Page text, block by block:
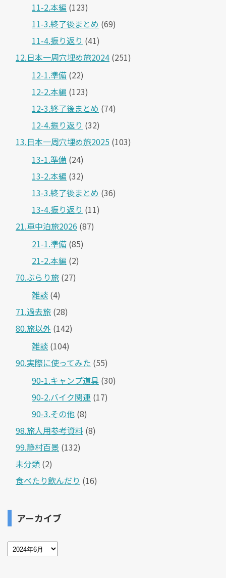
11-2.本編 (123)
11-3.終了後まとめ (69)
11-4.振り返り (41)
12.日本一周穴埋め旅2024 (251)
12-1.準備 (22)
12-2.本編 (123)
12-3.終了後まとめ (74)
12-4.振り返り (32)
13.日本一周穴埋め旅2025 (103)
13-1.準備 (24)
13-2.本編 (32)
13-3.終了後まとめ (36)
13-4.振り返り (11)
21.車中泊旅2026 (87)
21-1.準備 (85)
21-2.本編 (2)
70.ぶらり旅 (27)
雑談 (4)
71.過去旅 (28)
80.旅以外 (142)
雑談 (104)
90.実際に使ってみた (55)
90-1.キャンプ道具 (30)
90-2.バイク関連 (17)
90-3.その他 (8)
98.旅人用参考資料 (8)
99.静村百景 (132)
未分類 (2)
食べたり飲んだり (16)
アーカイブ